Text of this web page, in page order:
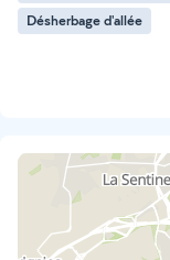
Désherbage d'allée